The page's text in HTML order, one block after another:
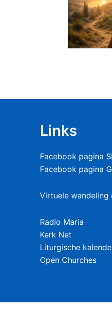
Links
Facebook pagina
Facebook pagina
Virtuele wandeling
Radio Maria
Kerk Net
Liturgische
Open Churches